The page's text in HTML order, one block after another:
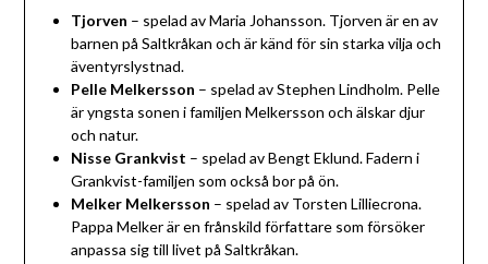
Tjorven – spelad av Maria Johansson. Tjorven är en av
barnen på Saltkråkan och är känd för sin starka vilja och
äventyrslystnad.
Pelle Melkersson – spelad av Stephen Lindholm. Pelle
är yngsta sonen i familjen Melkersson och älskar djur
och natur.
Nisse Grankvist – spelad av Bengt Eklund. Fadern i
Grankvist-familjen som också bor på ön.
Melker Melkersson – spelad av Torsten Lilliecrona.
Pappa Melker är en frånskild författare som försöker
anpassa sig till livet på Saltkråkan.